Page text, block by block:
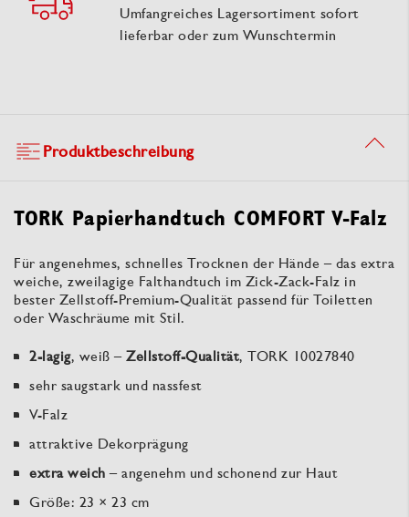
Umfangreiches Lagersortiment sofort
lieferbar oder zum Wunschtermin
Produktbeschreibung
TORK Papierhandtuch COMFORT V-Falz
Für angenehmes, schnelles Trocknen der Hände – das extra
weiche, zweilagige Falthandtuch im Zick-Zack-Falz in
bester Zellstoff-Premium-Qualität passend für Toiletten
oder Waschräume mit Stil.
2-lagig, weiß – Zellstoff-Qualität, TORK 10027840
sehr saugstark und nassfest
V-Falz
attraktive Dekorprägung
extra weich – angenehm und schonend zur Haut
Größe: 23 × 23 cm